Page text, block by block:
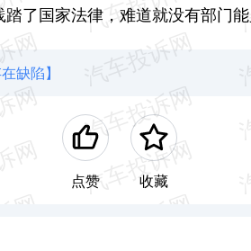
了国家法律，难道就没有部门
缺陷】
点赞 收藏